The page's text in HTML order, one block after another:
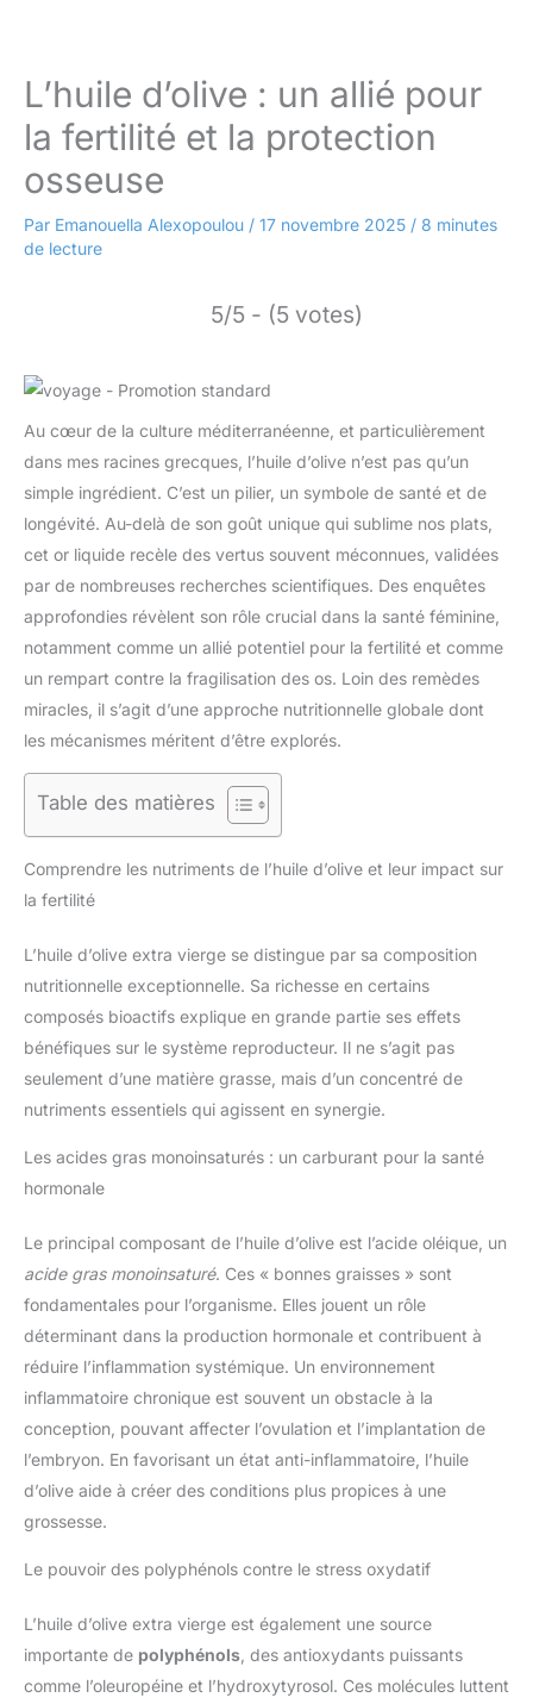
L’huile d’olive : un allié pour
la fertilité et la protection
osseuse
Par Emanouella Alexopoulou / 17 novembre 2025 / 8 minutes
de lecture
5/5 - (5 votes)
Au cœur de la culture méditerranéenne, et particulièrement
dans mes racines grecques, l’huile d’olive n’est pas qu’un
simple ingrédient. C’est un pilier, un symbole de santé et de
longévité. Au-delà de son goût unique qui sublime nos plats,
cet or liquide recèle des vertus souvent méconnues, validées
par de nombreuses recherches scientifiques. Des enquêtes
approfondies révèlent son rôle crucial dans la santé féminine,
notamment comme un allié potentiel pour la fertilité et comme
un rempart contre la fragilisation des os. Loin des remèdes
miracles, il s’agit d’une approche nutritionnelle globale dont
les mécanismes méritent d’être explorés.
Table des matières
Comprendre les nutriments de l’huile d’olive et leur impact sur
la fertilité
L’huile d’olive extra vierge se distingue par sa composition
nutritionnelle exceptionnelle. Sa richesse en certains
composés bioactifs explique en grande partie ses effets
bénéfiques sur le système reproducteur. Il ne s’agit pas
seulement d’une matière grasse, mais d’un concentré de
nutriments essentiels qui agissent en synergie.
Les acides gras monoinsaturés : un carburant pour la santé
hormonale
Le principal composant de l’huile d’olive est l’acide oléique, un
acide gras monoinsaturé. Ces « bonnes graisses » sont
fondamentales pour l’organisme. Elles jouent un rôle
déterminant dans la production hormonale et contribuent à
réduire l’inflammation systémique. Un environnement
inflammatoire chronique est souvent un obstacle à la
conception, pouvant affecter l’ovulation et l’implantation de
l’embryon. En favorisant un état anti-inflammatoire, l’huile
d’olive aide à créer des conditions plus propices à une
grossesse.
Le pouvoir des polyphénols contre le stress oxydatif
L’huile d’olive extra vierge est également une source
importante de polyphénols , des antioxydants puissants
comme l’oleuropéine et l’hydroxytyrosol. Ces molécules luttent